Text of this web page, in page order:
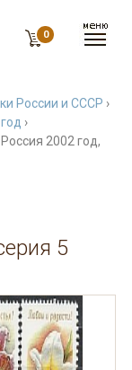
0
России и СССР ›
›
Россия 2002 год,
5